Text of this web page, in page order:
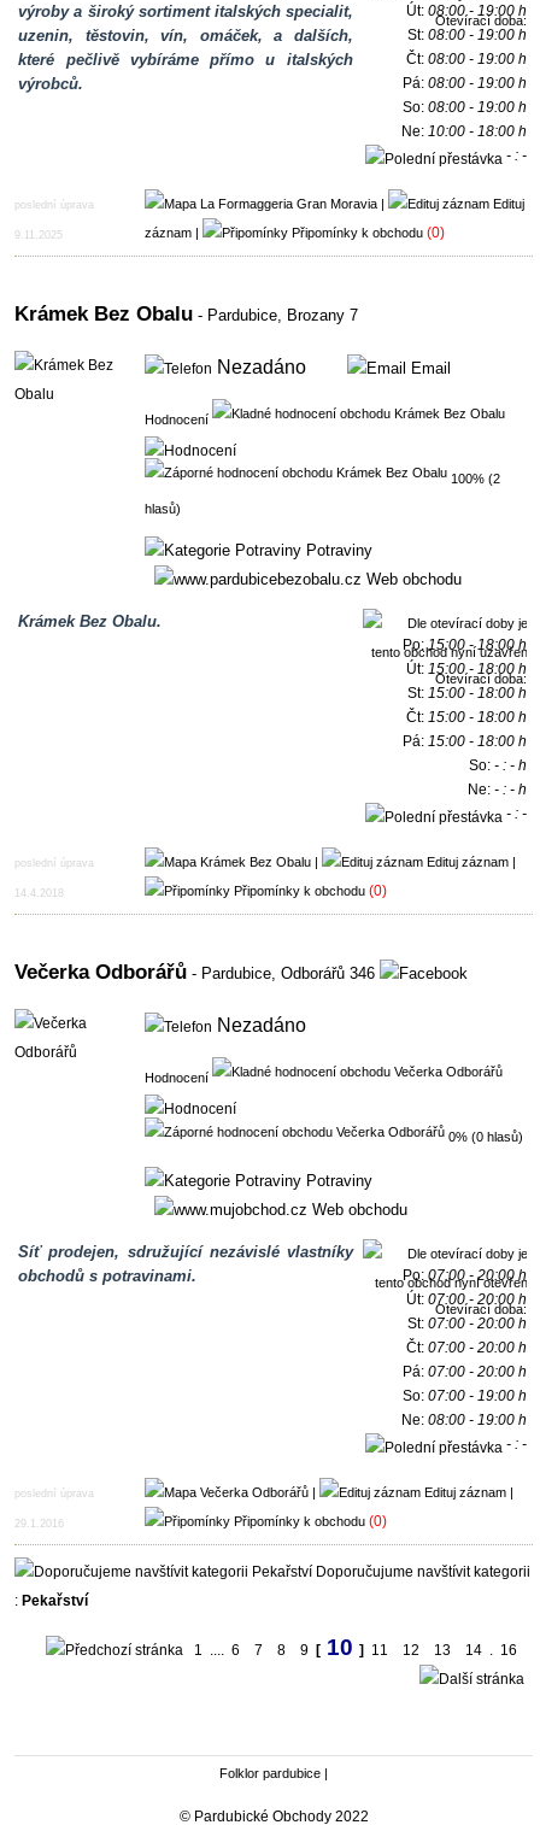
výroby a široký sortiment italských specialit,
uzenin, těstovin, vín, omáček, a dalších,
které pečlivě vybíráme přímo u italských
výrobců.
Otevírací doba:
Út:08:00 - 19:00 h
St:08:00 - 19:00 h
Čt:08:00 - 19:00 h
Pá:08:00 - 19:00 h
So:08:00 - 19:00 h
Ne: 10:00 - 18:00 h
- : -
poslední úprava
9.11.2025
|
Edituj
záznam| Připomínky k obchodu (0)
Krámek Bez Obalu - Pardubice, Brozany 7
Nezadáno Email
Hodnocení
100% (2
hlasů)
Potraviny
Web obchodu
Krámek Bez Obalu.
Otevírací doba:
Po:15:00 - 18:00 h
Út:15:00 - 18:00 h
St:15:00 - 18:00 h
Čt:15:00 - 18:00 h
Pá:15:00 - 18:00 h
So:- : - h
Ne:- : - h
- : -
poslední úprava
14.4.2018
| Edituj záznam|
Připomínky k obchodu (0)
Večerka Odborářů - Pardubice,Odborářů 346
Nezadáno
Hodnocení
0% (0 hlasů)
Potraviny
Web obchodu
Síť prodejen, sdružující nezávislé vlastníky
obchodů s potravinami.
Otevírací doba:
Po:07:00 - 20:00 h
Út:07:00 - 20:00 h
St:07:00 - 20:00 h
Čt:07:00 - 20:00 h
Pá:07:00 - 20:00 h
So:07:00 - 19:00 h
Ne:08:00 - 19:00 h
- : -
poslední úprava
29.1.2016
| Edituj záznam|
Připomínky k obchodu (0)
Doporučujume navštívit kategorii
:Pekařství
1 6 7 8 9 [10 ] 11 12 13 14. 16
Folklor pardubice |
© Pardubické Obchody 2022